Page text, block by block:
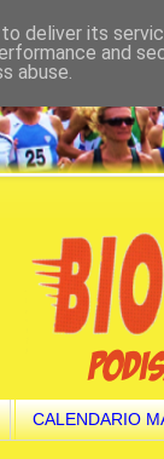
CALENDARIO
deliver its
and
abuse.